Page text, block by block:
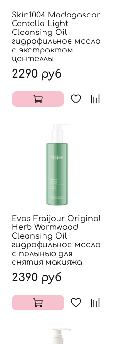
Skin1004 Madagascar
Centella Light
Cleansing Oil
гидрофильное масло
с экстрактом
центеллы
2290 руб
Evas Fraijour Original
Herb Wormwood
Cleansing Oil
гидрофильное масло
с полынью для
снятия макияжа
2390 руб